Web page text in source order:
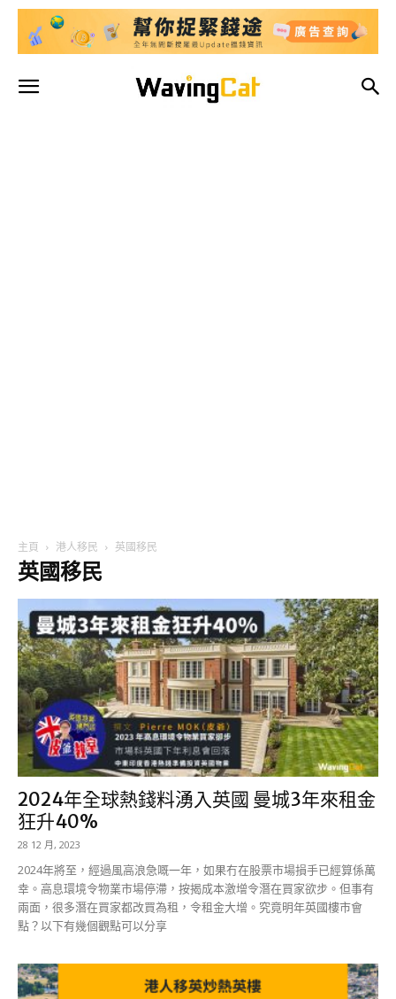
主頁 港人移民 英國移民
英國移民
2024年全球熱錢料湧入英國 曼城3年來租金
狂升40%
28 12 月, 2023
2024年將至，經過風高浪急嘅一年，如果冇在股票市場損手已經算係萬
幸。高息環境令物業市場停滯，按揭成本激增令潛在買家欲步。但事有
兩面，很多潛在買家都改買為租，令租金大增。究竟明年英國樓市會
點？以下有幾個觀點可以分享